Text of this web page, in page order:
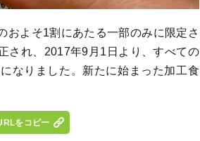
およそ1割にあたる一部のみに限定さ
され、2017年9月1日より、すべての
なりました。新たに始まった加工食
をコピー